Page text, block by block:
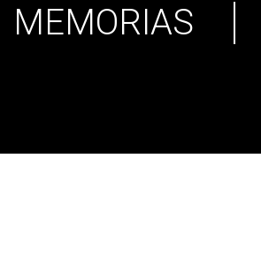
Portada» Memorias
MEMORIAS